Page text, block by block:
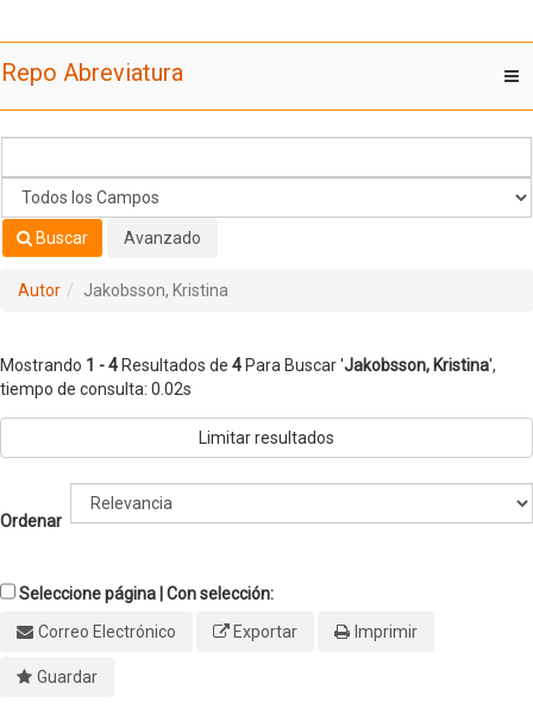
Repo Abreviatura
Buscar Avanzado
Autor Jakobsson, Kristina
Mostrando 1 - 4 Resultados de 4 Para Buscar 'Jakobsson, Kristina',
tiempo de consulta: 0.02s
Limitar resultados
Ordenar
Seleccione página | Con selección:
Correo Electrónico
Exportar Imprimir
Guardar